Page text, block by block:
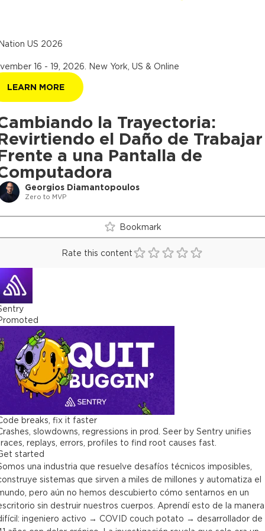
la Trayectoria:
el Daño de Trabajar
a una Pantalla de
Georgios Diamantopoulos
Zero to MVP
US 2026
16 - 19, 2026 New York, US & Online
LEARN MORE
Bookmark
Rate this content
breaks, fix it faster
slowdowns, regressions in prod. Seer by Sentry unifies
replays, errors, profiles to find root causes fast.
started
una industria que resuelve desafíos técnicos imposibles,
sistemas que sirven a miles de millones y automatiza el
pero aún no hemos descubierto cómo sentarnos en un
sin destruir nuestros cuerpos. Aprendí esto de la manera
ingeniero activo → COVID couch potato → desarrollador de